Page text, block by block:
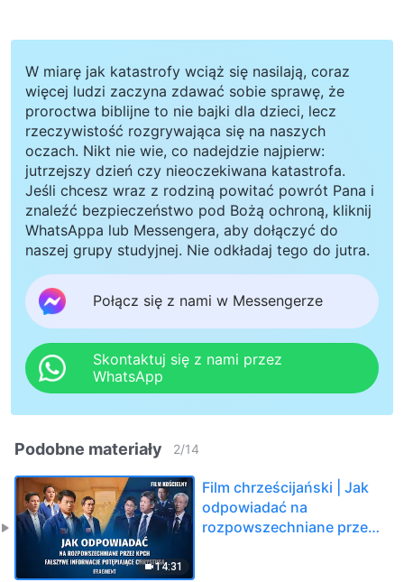
W miarę jak katastrofy wciąż się nasilają, coraz
więcej ludzi zaczyna zdawać sobie sprawę, że
proroctwa biblijne to nie bajki dla dzieci, lecz
rzeczywistość rozgrywająca się na naszych
oczach. Nikt nie wie, co nadejdzie najpierw:
jutrzejszy dzień czy nieoczekiwana katastrofa.
Jeśli chcesz wraz z rodziną powitać powrót Pana i
znaleźć bezpieczeństwo pod Bożą ochroną, kliknij
WhatsAppa lub Messengera, aby dołączyć do
naszej grupy studyjnej. Nie odkładaj tego do jutra.
Połącz się z nami w Messengerze
Skontaktuj się z nami przez
WhatsApp
Podobne materiały 2/14
14:31
Film chrześcijański | Jak
odpowiadać na
rozpowszechniane przez